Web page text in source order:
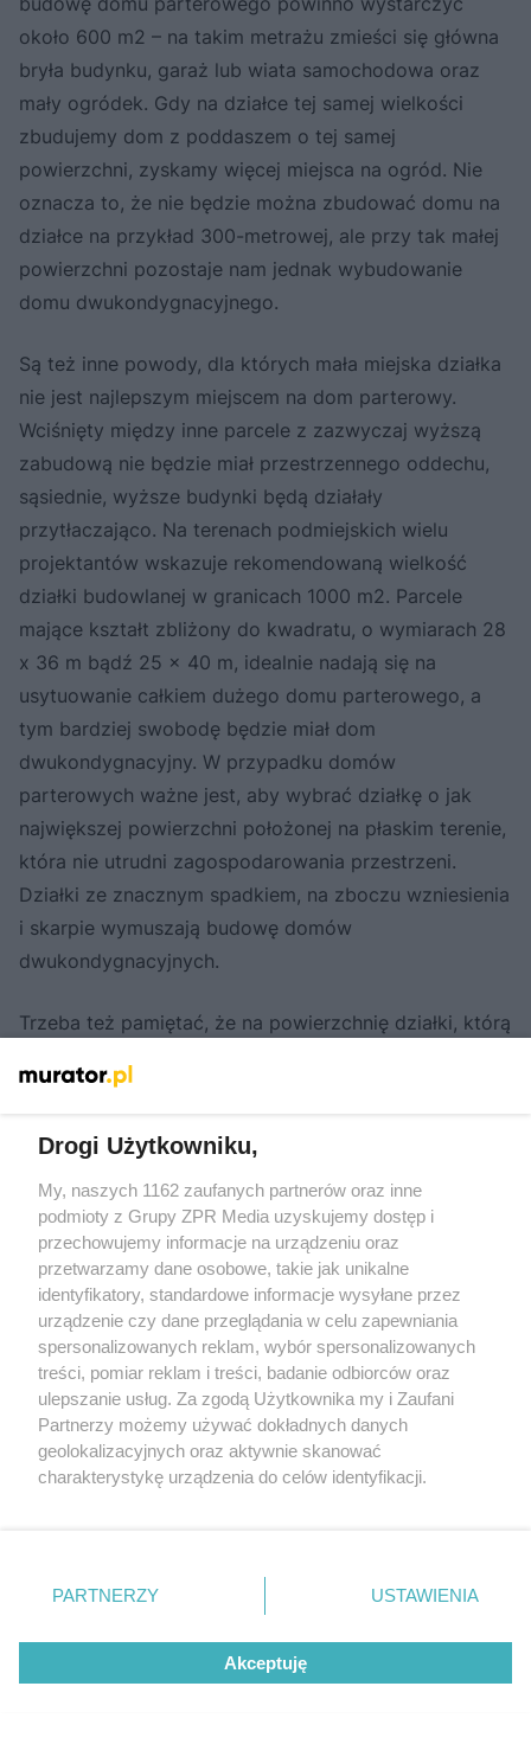
około 600 m2 – na takim metrażu zmieści się główna
bryła budynku, garaż lub wiata samochodowa oraz
mały ogródek. Gdy na działce tej samej wielkości
zbudujemy dom z poddaszem o tej samej
powierzchni, zyskamy więcej miejsca na ogród. Nie
oznacza to, że nie będzie można zbudować domu na
działce na przykład 300-metrowej, ale przy tak małej
powierzchni pozostaje nam jednak wybudowanie
domu dwukondygnacyjnego.
Są też inne powody, dla których mała miejska działka
nie jest najlepszym miejscem na dom parterowy.
Wciśnięty między inne parcele z zazwyczaj wyższą
zabudową nie będzie miał przestrzennego oddechu,
sąsiednie, wyższe budynki będą działały
przytłaczająco. Na terenach podmiejskich wielu
projektantów wskazuje rekomendowaną wielkość
działki budowlanej w granicach 1000 m2. Parcele
mające kształt zbliżony do kwadratu, o wymiarach 28
x 36 m bądź 25 x 40 m, idealnie nadają się na
usytuowanie całkiem dużego domu parterowego, a
tym bardziej swobodę będzie miał dom
dwukondygnacyjny. W przypadku domów
parterowych ważne jest, aby wybrać działkę o jak
największej powierzchni położonej na płaskim terenie,
która nie utrudni zagospodarowania przestrzeni.
Działki ze znacznym spadkiem, na zboczu wzniesienia
i skarpie wymuszają budowę domów
dwukondygnacyjnych.
Trzeba też pamiętać, że na powierzchnię działki, którą
przepisy wynikające z konieczności zachowania
ograniczenia narzucane przez lokalne przepisy.
Drogi Użytkowniku,
My, naszych 1162 zaufanych partnerów oraz inne
podmioty z Grupy ZPR Media uzyskujemy dostęp i
przechowujemy informacje na urządzeniu oraz
przetwarzamy dane osobowe, takie jak unikalne
identyfikatory, standardowe informacje wysyłane przez
urządzenie czy dane przeglądania w celu zapewniania
spersonalizowanych reklam, wybór spersonalizowanych
treści, pomiar reklam i treści, badanie odbiorców oraz
ulepszanie usług. Za zgodą Użytkownika my i Zaufani
Partnerzy możemy używać dokładnych danych
geolokalizacyjnych oraz aktywnie skanować
charakterystykę urządzenia do celów identyfikacji.
zmienić/wycofać klikając przycisk ustawień prywatności
znajdujący się w lewym dolnym rogu strony
rodzaje przetwarzania danych nie wymagają zgody
użytkownika, ale masz prawo sprzeciwić się takiemu
przetwarzaniu. Preferencje będą miały zastosowanie tylko
PARTNERZY USTAWIENIA
Akceptuję